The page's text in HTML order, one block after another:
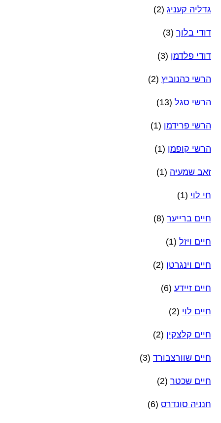
גדליה קעניג (2)
דודי בלוך (3)
דודי פלדמן (3)
הרשי כהנוביץ (2)
הרשי סגל (13)
הרשי פרידמן (1)
הרשי קופמן (1)
זאב שמעיה (1)
חי לוי (1)
חיים ברייער (8)
חיים ויזל (1)
חיים וינגרטן (2)
חיים זיידע (6)
חיים לוי (2)
חיים קלצקין (2)
חיים שוורצבורד (3)
חיים שכטר (2)
חנניה סונדרס (6)